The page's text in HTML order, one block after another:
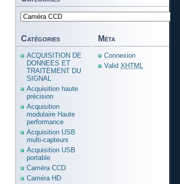
Catégories
Catégories
ACQUISITION DE
DONNEES ET
TRAITEMENT DU
SIGNAL
Acquisition haute
précision
Acquisition
modulaire Haute
performance
Acquisition USB
multi-capteurs
Acquisition USB
portable
Caméra CCD
Caméra HD
Méta
Connexion
Valid XHTML